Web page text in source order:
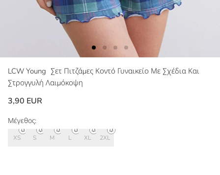
LCW Young Σετ Πιτζάμες Κοντό Γυναικείο Με Σχέδια Και
Στρογγυλή Λαιμόκοψη
3,90 EUR
Μέγεθος:
XS S M L XL 2XL